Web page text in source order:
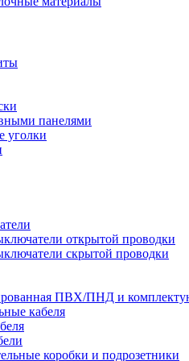
панелями
уголки
открытой проводки
скрытой проводки
ПВХ/ПНД и
кабеля
коробки и подрозетники